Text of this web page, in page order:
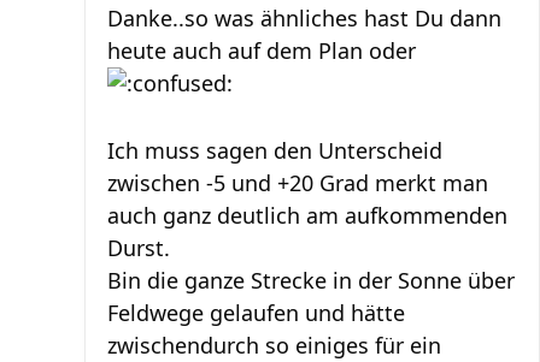
Danke..so was ähnliches hast Du dann
heute auch auf dem Plan oder
Ich muss sagen den Unterscheid
zwischen -5 und +20 Grad merkt man
auch ganz deutlich am aufkommenden
Durst.
Bin die ganze Strecke in der Sonne über
Feldwege gelaufen und hätte
zwischendurch so einiges für ein